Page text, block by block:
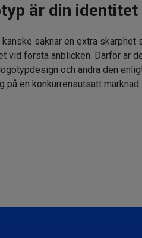
är din identitet
kanske saknar en extra skarphet
vid första anblicken. Därför är
och ändra den
på en konkurrensutsatt marknad.